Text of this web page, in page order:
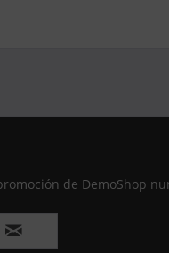
de DemoShop